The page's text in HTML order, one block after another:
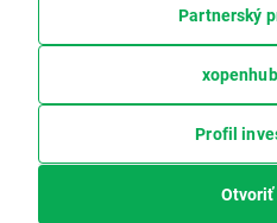
Partnerský
Profil